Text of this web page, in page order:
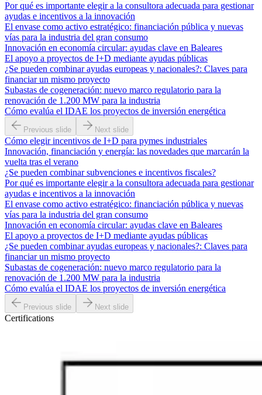
Por qué es importante elegir a la consultora adecuada para gestionar
ayudas e incentivos a la innovación
El envase como activo estratégico: financiación pública y nuevas
vías para la industria del gran consumo
Innovación en economía circular: ayudas clave en Baleares
El apoyo a proyectos de I+D mediante ayudas públicas
¿Se pueden combinar ayudas europeas y nacionales?: Claves para
financiar un mismo proyecto
Subastas de cogeneración: nuevo marco regulatorio para la
renovación de 1.200 MW para la industria
Cómo evalúa el IDAE los proyectos de inversión energética
Previous slide Next slide
Cómo elegir incentivos de I+D para pymes industriales
Innovación, financiación y energía: las novedades que marcarán la
vuelta tras el verano
¿Se pueden combinar subvenciones e incentivos fiscales?
Por qué es importante elegir a la consultora adecuada para gestionar
ayudas e incentivos a la innovación
El envase como activo estratégico: financiación pública y nuevas
vías para la industria del gran consumo
Innovación en economía circular: ayudas clave en Baleares
El apoyo a proyectos de I+D mediante ayudas públicas
¿Se pueden combinar ayudas europeas y nacionales?: Claves para
financiar un mismo proyecto
Subastas de cogeneración: nuevo marco regulatorio para la
renovación de 1.200 MW para la industria
Cómo evalúa el IDAE los proyectos de inversión energética
Previous slide Next slide
Certifications